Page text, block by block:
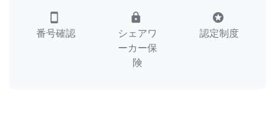
smartphone
番号確認
lock
シェアワ
ーカー保
険
stars
認定制度